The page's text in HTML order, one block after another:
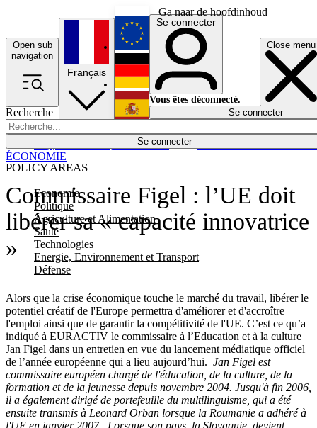
Ga naar de hoofdinhoud
Open sub
navigation
Close menu
Recherche
Se connecter
POLICY AREAS
Economie
Politique
Agriculture et Alimentation
Santé
Technologies
Energie, Environnement et Transport
Défense
Économie
Français
English
Deutsch
Español
Se connecter
Vous êtes déconnecté.
Se connecter
Commissaire Figel : l’UE doit
libérer sa « capacité innovatrice
»
Alors que la crise économique touche le marché du travail, libérer le
potentiel créatif de l'Europe permettra d'améliorer et d'accroître
l'emploi ainsi que de garantir la compétitivité de l'UE. C’est ce qu’a
indiqué à EURACTIV le commissaire à l’Education et à la culture
Jan Figel dans un entretien en vue du lancement médiatique officiel
de l’année européenne qui a lieu aujourd’hui. Jan Figel est
commissaire européen chargé de l'éducation, de la culture, de la
formation et de la jeunesse depuis novembre 2004. Jusqu'à fin 2006,
il a également dirigé de portefeuille du multilinguisme, qui a été
ensuite transmis à Leonard Orban lorsque la Roumanie a adhéré à
ÉCONOMIE